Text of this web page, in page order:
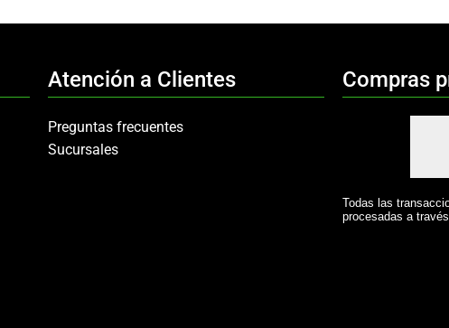
Atención a Clientes
Preguntas frecuentes
Sucursales
Compras
Todas las
procesadas a